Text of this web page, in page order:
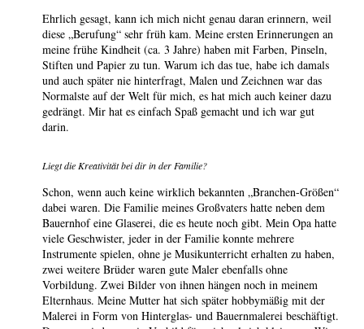
Ehrlich gesagt, kann ich mich nicht genau daran erinnern, weil
diese „Berufung“ sehr früh kam. Meine ersten Erinnerungen an
meine frühe Kindheit (ca. 3 Jahre) haben mit Farben, Pinseln,
Stiften und Papier zu tun. Warum ich das tue, habe ich damals
und auch später nie hinterfragt, Malen und Zeichnen war das
Normalste auf der Welt für mich, es hat mich auch keiner dazu
gedrängt. Mir hat es einfach Spaß gemacht und ich war gut
darin.
Liegt die Kreativität bei dir in der Familie?
Schon, wenn auch keine wirklich bekannten „Branchen-Größen“
dabei waren. Die Familie meines Großvaters hatte neben dem
Bauernhof eine Glaserei, die es heute noch gibt. Mein Opa hatte
viele Geschwister, jeder in der Familie konnte mehrere
Instrumente spielen, ohne je Musikunterricht erhalten zu haben,
zwei weitere Brüder waren gute Maler ebenfalls ohne
Vorbildung. Zwei Bilder von ihnen hängen noch in meinem
Elternhaus. Meine Mutter hat sich später hobbymäßig mit der
Malerei in Form von Hinterglas- und Bauernmalerei beschäftigt.